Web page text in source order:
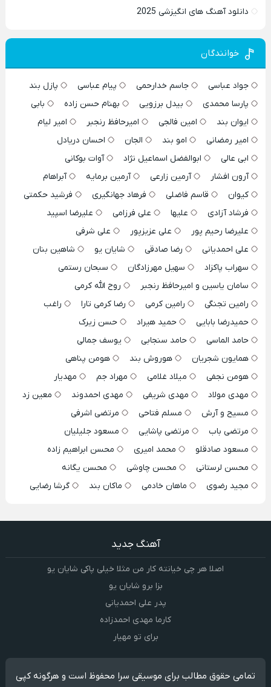
دانلود آهنگ های انگیزشی 2025
خوانندگان
جواد عباسی جاسم خدارحمی پیام عباسی
پازل بند
پارسا محمدی
بیدل برزویی بهنام حسن زاده
بابی
ایوان بند
امین فالجی امیرحافظ رنجبر
امیر لیام
امیر رمضانی
امو بند الجان
احسان دریادل
ابی عالی
ابوالفضل اسماعیل نژاد
آوات بوکانی
آرون افشار
آرمین زارعی آرمین برمایه
آبراهام
کیوان
قاسم فاضلی فرهاد جهانگیری
فرشید حکمتی
فرشاد آزادی
علیها علی فرزامی
علیرضا اسپید
علیرضا رحیم پور
علی عزیزپور
علی شرفی
علی احمدیانی
رضا صادقی شایان یو
شاهین بنان
سهراب پاکزاد
سهیل مهرزادگان
سبحان رستمی
سامان یاسین و امیرحافظ رنجبر
روح الله کرمی
رامین تجنگی
رامین کرمی رضا کرمی تارا
راغب
حمیدرضا بابایی
حمید هیراد
حسن زیرک
حامد الماسی
حامد سنجابی
یوسف جمالی
همایون شجریان
هوروش بند
هومن پناهی
هومن نجفی
میلاد غلامی مهراد جم
مهدیار
مهدی مولاد
مهدی شریفی مهدی احمدوند
معین زد
مسیح و آرش
مسلم فتاحی
مرتضی اشرفی
مرتضی باب
مرتضی پاشایی
مسعود جلیلیان
مسعود صادقلو
محمد امیری
محسن ابراهیم زاده
محسن لرستانی
محسن چاوشی
محسن یگانه
مجید رضوی
ماهان خادمی ماکان بند گرشا رضایی
آهنگ جدید
اصلا هر چی خیانته کار من مثلا خیلی پاکی شایان یو
بزا برو شایان یو
پدر علی احمدیانی
کارما مهدی احمدزاده
برای تو مهیار
تمامی حقوق مطالب برای موسیقی سرا محفوظ است و هرگونه کپی